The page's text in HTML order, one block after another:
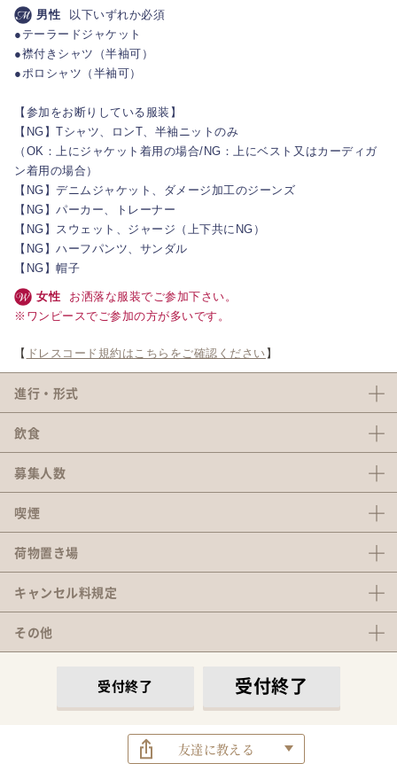
男性
以下いずれか必須
●テーラードジャケット
●襟付きシャツ（半袖可）
●ポロシャツ（半袖可）
【参加をお断りしている服装】
【NG】Tシャツ、ロンT、半袖ニットのみ
（OK：上にジャケット着用の場合/NG：上にベスト又はカーディガ
ン着用の場合）
【NG】デニムジャケット、ダメージ加工のジーンズ
【NG】パーカー、トレーナー
【NG】スウェット、ジャージ（上下共にNG）
【NG】ハーフパンツ、サンダル
【NG】帽子
女性
お洒落な服装でご参加下さい。
※ワンピースでご参加の方が多いです。
【 ドレスコード規約はこちらをご確認ください 】
進行・形式
飲食
募集人数
喫煙
荷物置き場
キャンセル料規定
その他
受付終了 受付終了
友達に教える